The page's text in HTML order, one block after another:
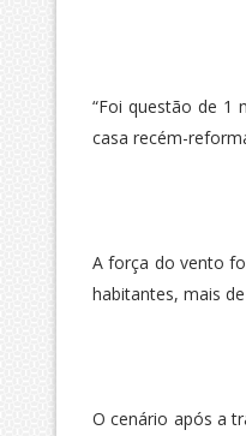
“Foi questão de 1
casa recém-
A força do vento
habitantes, mais
O cenário após a